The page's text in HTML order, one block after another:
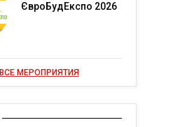
ЄвроБудЕкспо 2026
ВСЕ МЕРОПРИЯТИЯ